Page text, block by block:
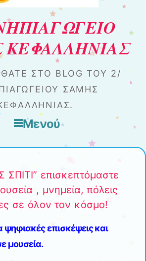
ΣΤΟ BLOG ΤΟΥ 2/
ΣΆΜΗΣ
Μενού
επισκεπτόμαστε
, μνημεία, πόλεις
σε όλον τον κόσμο!
ψηφιακές επισκέψεις και
μουσεία.